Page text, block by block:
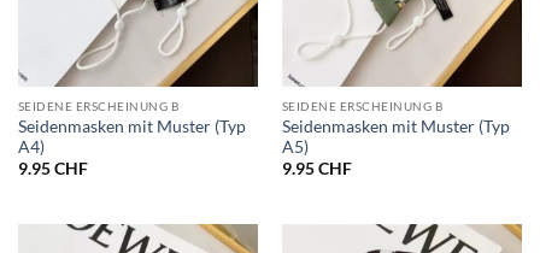
SEIDENE ERSCHEINUNG B
Seidenmasken mit Muster (Typ
A4)
9.95CHF
SEIDENE ERSCHEINUNG B
Seidenmasken mit Muster (Typ
A5)
9.95CHF